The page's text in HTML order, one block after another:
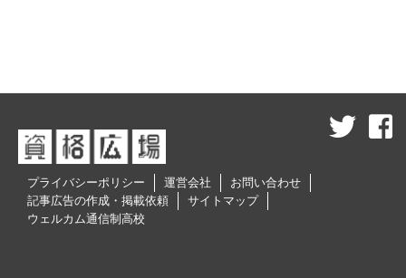
プライバシーポリシー 運営会社
お問い合わせ
記事広告の作成・掲載依頼
サイトマップ
ウェルカム通信制高校